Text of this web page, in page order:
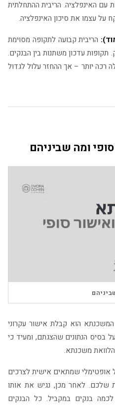
עם האינפלציה. הריבית ההתחלתית
על עצמו את סיכון האינפלציה.
הריבית קבועה לתקופה מסוימת
עדכון משתנות בין הבנקים.
רכה יותר – אך ההחזר עלול לגדול
ומה שביניהם
הוא קבלת אישור עקרוני
בסיס הנתונים שהצגתם, ומעיד כי
הלוואת משכנתא.
אופטימלי שמתאים אישית לצרכים
שלכם. לאחר מכן, נגיש את אותו
בנקים במקביל. כל הבנקים